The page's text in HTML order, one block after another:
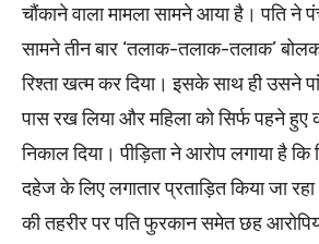
चौंकाने वाला मामला सामने आया है। पति ने
सामने तीन बार ‘तलाक-तलाक-तलाक’
रिश्ता खत्म कर दिया। इसके साथ ही उसने
पास रख लिया और महिला को सिर्फ पहने हुए
निकाल दिया। पीड़िता ने आरोप लगाया है
दहेज के लिए लगातार प्रताड़ित किया जा
की तहरीर पर पति फुरकान समेत छह